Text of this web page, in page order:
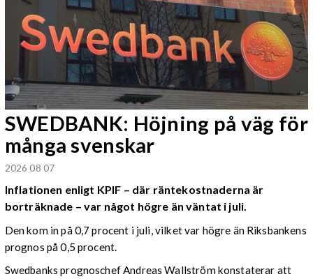
SWEDBANK: Höjning på väg för
många svenskar
2026 08 07
Inflationen enligt KPIF – där räntekostnaderna är
borträknade – var något högre än väntat i juli.
Den kom in på 0,7 procent i juli, vilket var högre än Riksbankens
prognos på 0,5 procent.
Swedbanks prognoschef Andreas Wallström konstaterar att